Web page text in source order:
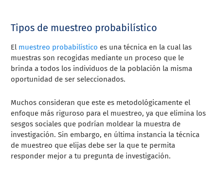
Tipos de muestreo probabilístico
El muestreo probabilístico es una técnica en la cual las
muestras son recogidas mediante un proceso que le
brinda a todos los individuos de la población la misma
oportunidad de ser seleccionados.
Muchos consideran que este es metodológicamente el
enfoque más riguroso para el muestreo, ya que elimina los
sesgos sociales que podrían moldear la muestra de
investigación. Sin embargo, en última instancia la técnica
de muestreo que elijas debe ser la que te permita
responder mejor a tu pregunta de investigación.